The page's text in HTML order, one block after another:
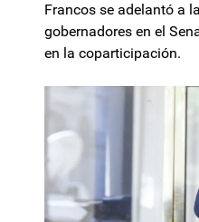
Francos se adelantó a
gobernadores en el
en la coparticipación.